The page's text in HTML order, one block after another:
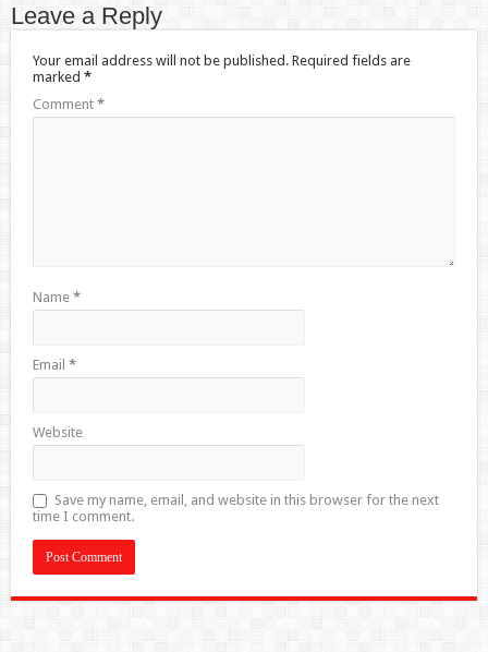
Leave a Reply
Your email address will not be published. Required fields are
marked *
Comment *
Name *
Email *
Website
Save my name, email, and website in this browser for the next
time I comment.